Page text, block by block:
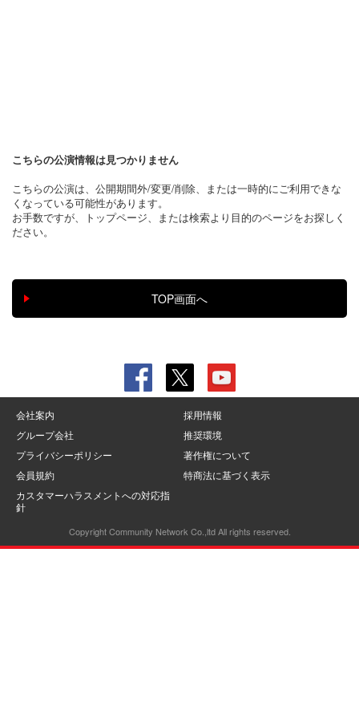
こちらの公演情報は見つかりません
こちらの公演は、公開期間外/変更/削除、または一時的にご利用できな
くなっている可能性があります。
お手数ですが、トップページ、または検索より目的のページをお探しく
ださい。
会社案内
採用情報
グループ会社
推奨環境
プライバシーポリシー
著作権について
会員規約
特商法に基づく表示
カスタマーハラスメントへの対応指
針
Copyright Community Network Co.,ltd All rights reserved.